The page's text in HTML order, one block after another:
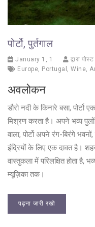
पोर्टो, पुर्तगाल
January 1, 1
द्वारा
Europe Portugal Wine
अवलोकन
डौरो नदी के किनारे बसा,
मिश्रण करता है। अपने भव्य पुलों
वाला, पोर्टो अपने रंग-बिरंगे
इंद्रियों के लिए एक दावत है।
वास्तुकला में परिलक्षित होता
म्यूज़िका तक।
पढ़ना जारी रखो